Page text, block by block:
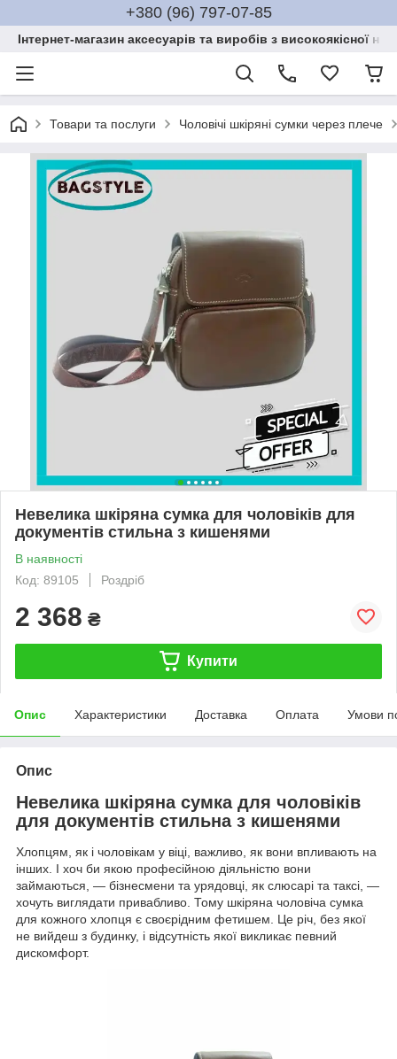
+380 (96) 797-07-85
Інтернет-магазин аксесуарів та виробів з високоякісної
Товари та послуги Чоловічі шкіряні сумки через плече
Невелика шкіряна сумка для чоловіків для
документів стильна з кишенями
В наявності
Код: 89105
Роздріб
2 368 ₴
Купити
Опис Характеристики Доставка Оплата Умови
Опис
Невелика шкіряна сумка для чоловіків
для документів стильна з кишенями
Хлопцям, як і чоловікам у віці, важливо, як вони впливають на
інших. І хоч би якою професійною діяльністю вони
займаються, — бізнесмени та урядовці, як слюсарі та таксі, —
хочуть виглядати привабливо. Тому шкіряна чоловіча сумка
для кожного хлопця є своєрідним фетишем. Це річ, без якої
не вийдеш з будинку, і відсутність якої викликає певний
дискомфорт.